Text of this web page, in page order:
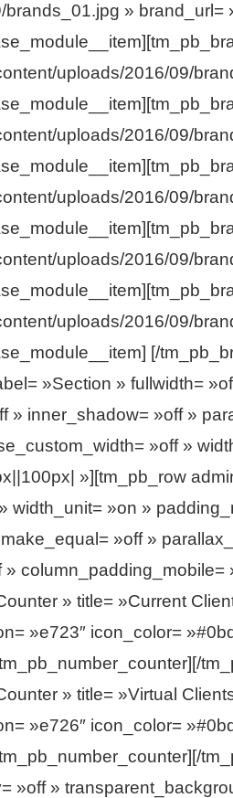
»
uploads/2016/09/
uploads/2016/09/
uploads/2016/09/
uploads/2016/09/
uploads/2016/09/
[/
»Section » fullwidth=
» inner_shadow= »off »
»off »
»][tm_pb_row
width_unit= »on »
»off »
» title= »Current
»e723″ icon_color=
» title= »Virtual
»e726″ icon_color=
»off »